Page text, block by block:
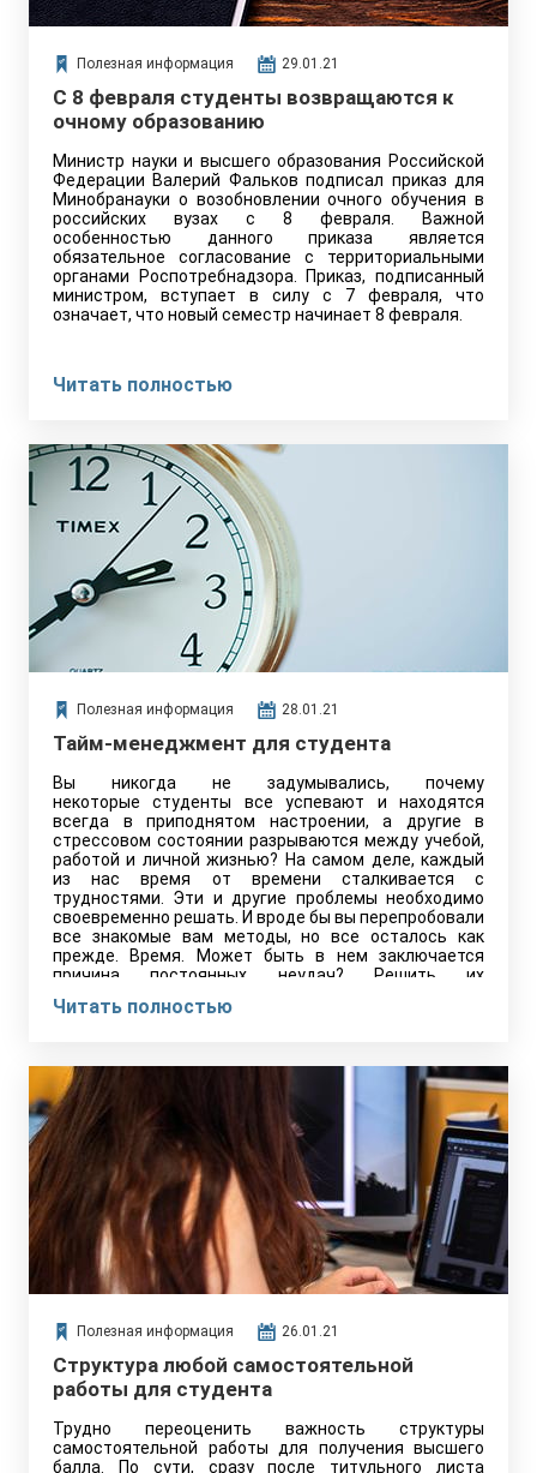
Полезная информация 29.01.21
С 8 февраля студенты возвращаются к
очному образованию
Министр науки и высшего образования Российской
Федерации Валерий Фальков подписал приказ для
Минобранауки о возобновлении очного обучения в
российских вузах с 8 февраля. Важной
особенностью данного приказа является
обязательное согласование с территориальными
органами Роспотребнадзора. Приказ, подписанный
министром, вступает в силу с 7 февраля, что
означает, что новый семестр начинает 8 февраля.
Читать полностью
Полезная информация 28.01.21
Тайм-менеджмент для студента
Вы никогда не задумывались, почему
некоторые студенты все успевают и находятся
всегда в приподнятом настроении, а другие в
стрессовом состоянии разрываются между учебой,
работой и личной жизнью? На самом деле, каждый
из нас время от времени сталкивается с
трудностями. Эти и другие проблемы необходимо
своевременно решать. И вроде бы вы перепробовали
все знакомые вам методы, но все осталось как
прежде. Время. Может быть в нем заключается
причина постоянных неудач? Решить их
Читать полностью
Полезная информация 26.01.21
Структура любой самостоятельной
работы для студента
Трудно переоценить важность структуры
самостоятельной работы для получения высшего
балла. По сути, сразу после титульного листа